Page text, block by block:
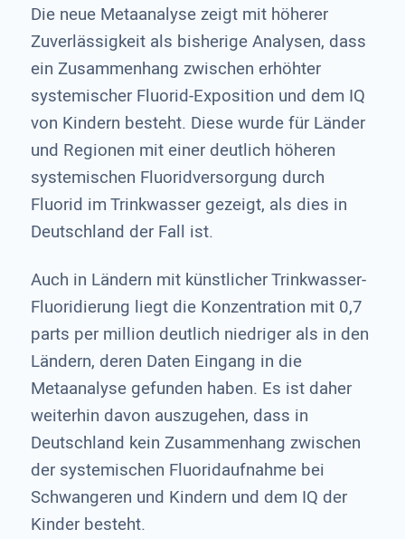
Die neue Metaanalyse zeigt mit höherer
Zuverlässigkeit als bisherige Analysen, dass
ein Zusammenhang zwischen erhöhter
systemischer Fluorid-Exposition und dem IQ
von Kindern besteht. Diese wurde für Länder
und Regionen mit einer deutlich höheren
systemischen Fluoridversorgung durch
Fluorid im Trinkwasser gezeigt, als dies in
Deutschland der Fall ist.
Auch in Ländern mit künstlicher Trinkwasser-
Fluoridierung liegt die Konzentration mit 0,7
parts per million deutlich niedriger als in den
Ländern, deren Daten Eingang in die
Metaanalyse gefunden haben. Es ist daher
weiterhin davon auszugehen, dass in
Deutschland kein Zusammenhang zwischen
der systemischen Fluoridaufnahme bei
Schwangeren und Kindern und dem IQ der
Kinder besteht.